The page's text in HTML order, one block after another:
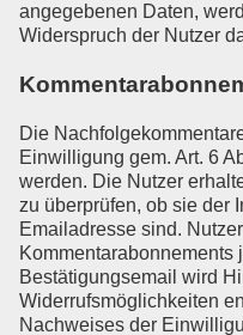
angegebenen Daten,
Widerspruch der Nutzer
Die
Einwilligung gem. Art. 6
werden. Die Nutzer
zu überprüfen, ob sie der
Emailadresse sind.
Bestätigungsemail wird
Widerrufsmöglichkeiten
Nachweises der